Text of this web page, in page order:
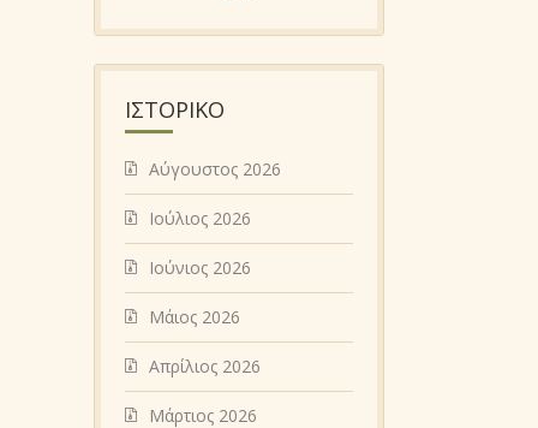
ΙΣΤΟΡΙΚΌ
Αύγουστος 2026
Ιούλιος 2026
Ιούνιος 2026
Μάιος 2026
Απρίλιος 2026
Μάρτιος 2026